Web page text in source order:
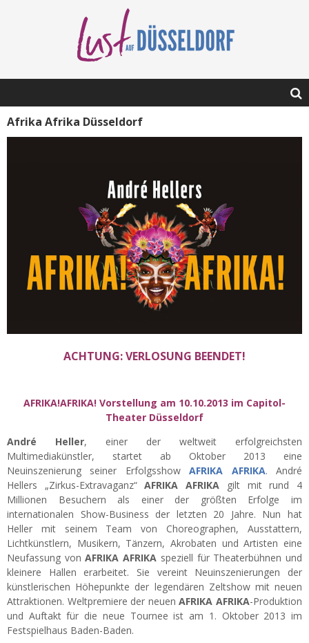
Afrika Afrika Düsseldorf
ACHTUNG: VERLOSUNG BEENDET!
AFRIKA!AFRIKA! Vorstellung am 10.10.2013 im Capitol-
Theater Düsseldorf
André Heller, einer der weltweit erfolgreichsten
Multimediakünstler, startet ab Oktober 2013 eine
Neuinszenierung seiner ErfolgsshowAFRIKA AFRIKA. André
Hellers „Zirkus-Extravaganz“AFRIKA AFRIKA gilt mit rund 4
Millionen Besuchern als einer der größten Erfolge im
internationalen Show-Business der letzten 20 Jahre. Nun hat
Heller mit seinem Team von Choreographen, Ausstattern,
Lichtkünstlern, Musikern, Tänzern, Akrobaten und Artisten eine
Neufassung vonAFRIKA AFRIKA speziell für Theaterbühnen und
kleinere Hallen erarbeitet. Sie vereint Neuinszenierungen der
künstlerischen Höhepunkte der legendären Zeltshow mit neuen
Attraktionen. Weltpremiere der neuenAFRIKA AFRIKA-Produktion
und Auftakt für die neue Tournee ist am 1. Oktober 2013 im
Festspielhaus Baden-Baden.